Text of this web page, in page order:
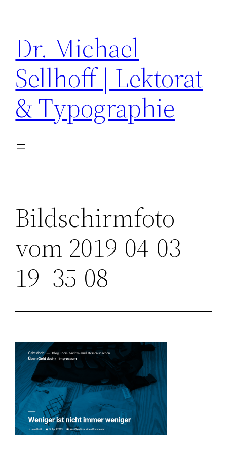
springen
Dr. Michael
Sellhoff | Lektorat
& Typographie
Bildschirmfoto
vom 2019-04-03
19–35-08